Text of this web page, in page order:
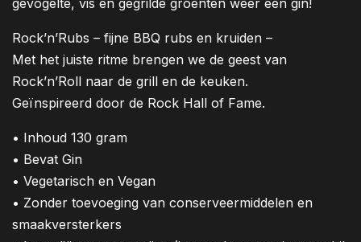
Rock’n’Rubs – fijne BBQ rubs en kruiden –
Met het juiste ritme brengen we de geest van
Rock’n’Roll naar de grill en de keuken.
Geïnspireerd door de Rock Hall of Fame.
• Inhoud 130 gram
• Bevat Gin
• Vegetarisch en Vegan
• Zonder toevoeging van conserveermiddelen en
smaakversterkers